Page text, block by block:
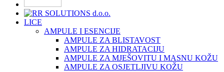
LICE
AMPULE I ESENCIJE
AMPULE ZA BLISTAVOST
AMPULE ZA HIDRATACIJU
AMPULE ZA MJEŠOVITU I MASNU KOŽU
AMPULE ZA OSJETLJIVU KOŽU